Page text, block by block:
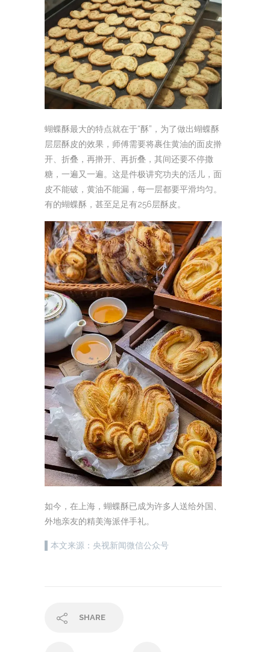
蝴蝶酥最大的特点就在于“酥”，为了做出蝴蝶酥
层层酥皮的效果，师傅需要将裹住黄油的面皮擀
开、折叠，再擀开、再折叠，其间还要不停撒
糖，一遍又一遍。这是件极讲究功夫的活儿，面
皮不能破，黄油不能漏，每一层都要平滑均匀。
有的蝴蝶酥，甚至足足有256层酥皮。
如今，在上海，蝴蝶酥已成为许多人送给外国、
外地亲友的精美海派伴手礼。
本文来源：央视新闻微信公众号
SHARE